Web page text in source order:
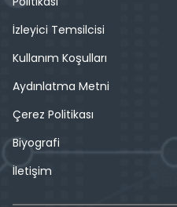
İzleyici Temsilcisi
Kullanım Koşulları
Aydınlatma Metni
Çerez Politikası
Biyografi
İletişim